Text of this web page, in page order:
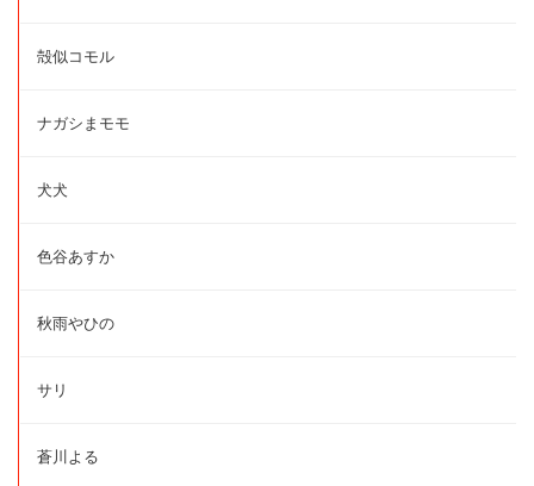
殻似コモル
ナガシまモモ
犬犬
色谷あすか
秋雨やひの
サリ
蒼川よる